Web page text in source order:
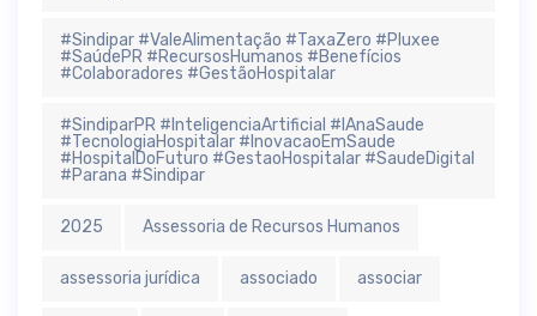
#Sindipar #ValeAlimentação #TaxaZero #Pluxee
#SaúdePR #RecursosHumanos #Benefícios
#Colaboradores #GestãoHospitalar
#SindiparPR #InteligenciaArtificial #IAnaSaude
#TecnologiaHospitalar #InovacaoEmSaude
#HospitalDoFuturo #GestaoHospitalar #SaudeDigital
#Parana #Sindipar
2025 Assessoria de Recursos Humanos
assessoria jurídica associado associar